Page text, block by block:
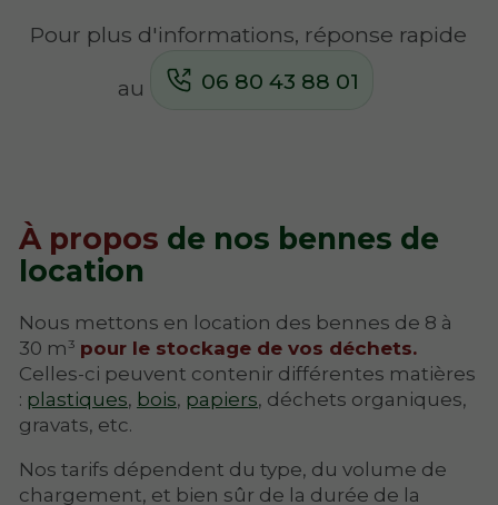
Pour plus d'informations, réponse rapide
au
06 80 43 88 01
À propos de nos bennes de
location
Nous mettons en location des bennes de 8 à
30 m³ pour le stockage de vos déchets.
Celles-ci peuvent contenir différentes matières
: plastiques, bois, papiers, déchets organiques,
gravats, etc.
Nos tarifs dépendent du type, du volume de
chargement, et bien sûr de la durée de la